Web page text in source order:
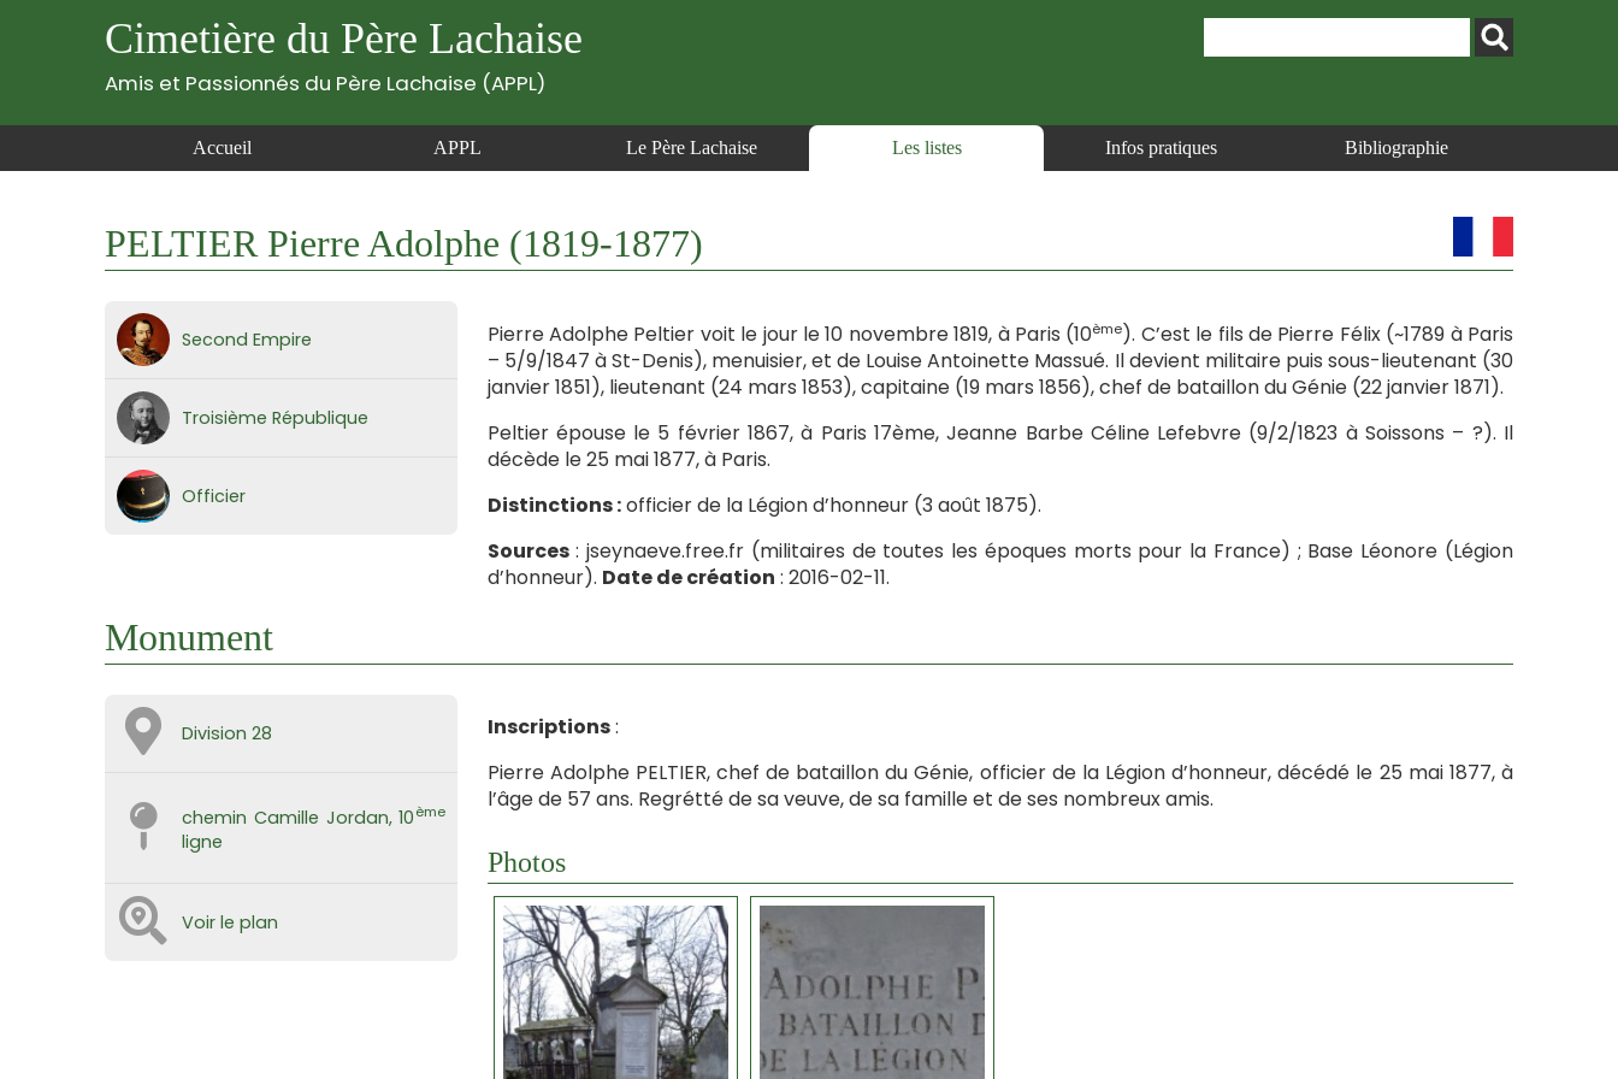
Cimetière du Père Lachaise
Amis et Passionnés du Père Lachaise (APPL)
Accueil APPL Le Père Lachaise Les listes Infos pratiques Bibliographie
PELTIER Pierre Adolphe (1819-1877)
Second Empire
Troisième République
Officier
Pierre Adolphe Peltier voit le jour le 10 novembre 1819, à Paris (10ème). C’est le fils de Pierre Félix (~1789 à Paris
– 5/9/1847 à St-Denis), menuisier, et de Louise Antoinette Massué. Il devient militaire puis sous-lieutenant (30
janvier 1851), lieutenant (24 mars 1853), capitaine (19 mars 1856), chef de bataillon du Génie (22 janvier 1871).
Peltier épouse le 5 février 1867, à Paris 17ème, Jeanne Barbe Céline Lefebvre (9/2/1823 à Soissons – ?). Il
décède le 25 mai 1877, à Paris.
Distinctions :officier de la Légion d’honneur (3 août 1875).
Sources: jseynaeve.free.fr (militaires de toutes les époques morts pour la France) ; Base Léonore (Légion
d’honneur). Date de création : 2016-02-11.
Monument
Division 28
chemin Camille Jordan, 10ème
ligne
Voir le plan
Inscriptions:
Pierre Adolphe PELTIER, chef de bataillon du Génie, officier de la Légion d’honneur, décédé le 25 mai 1877, à
l’âge de 57 ans. Regrétté de sa veuve, de sa famille et de ses nombreux amis.
Photos